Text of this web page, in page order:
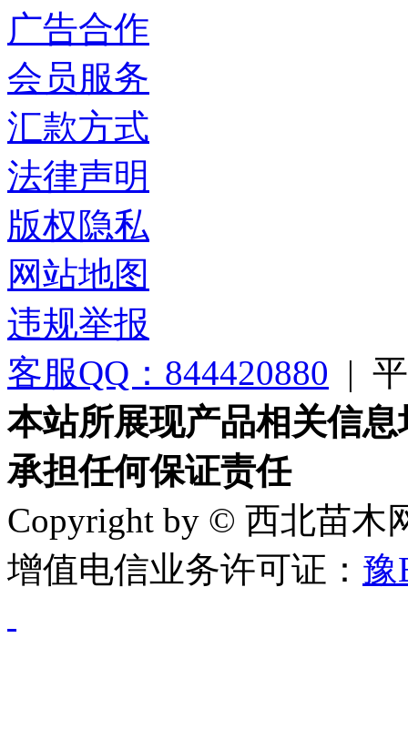
广告合作
会员服务
汇款方式
法律声明
版权隐私
网站地图
违规举报
客服QQ：844420880 |
本站所展现产品相关信
承担任何保证责任
Copyright by © 西北苗木
增值电信业务许可证： 豫